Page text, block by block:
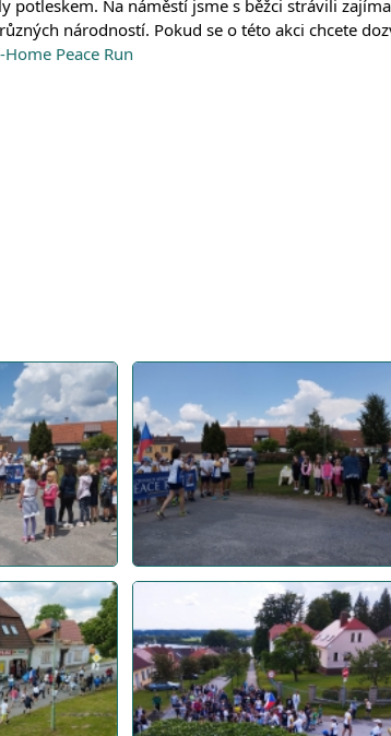
potleskem. Na náměstí jsme s běžci strávili
národností. Pokud se o této akci chcete
Peace Run